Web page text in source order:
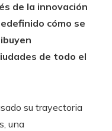
de la innovación
cómo se
de todo el
su trayectoria
una